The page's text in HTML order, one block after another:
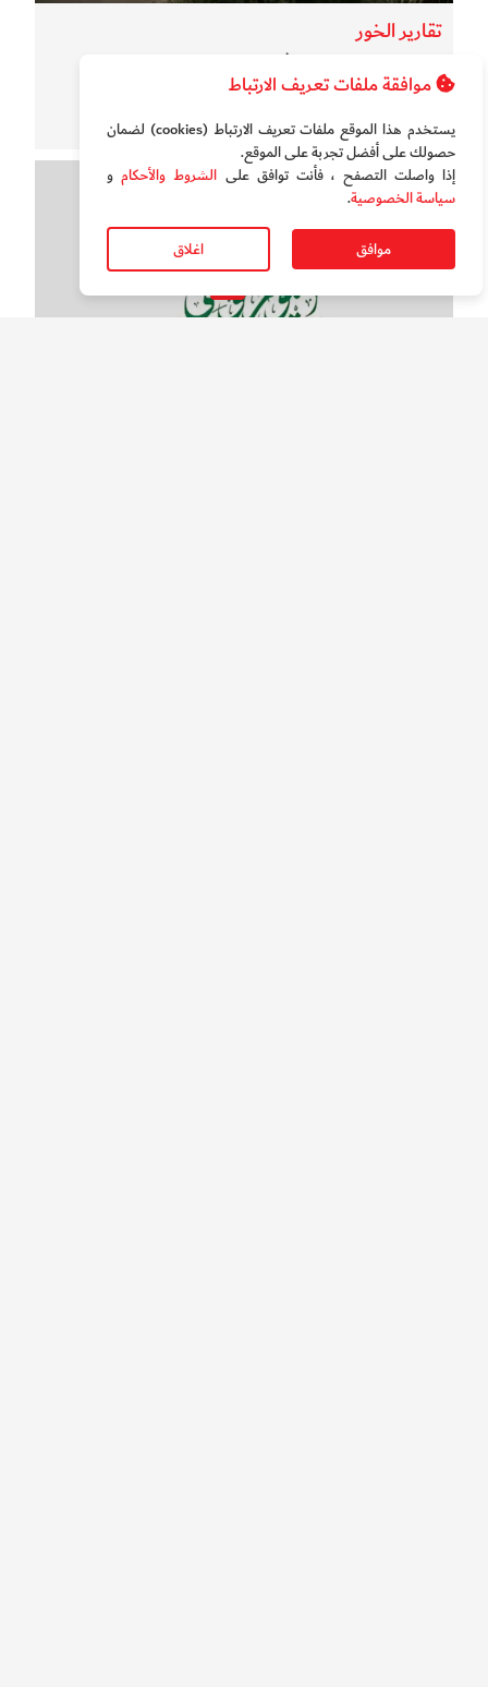
تقارير الخور
بالفيديو.. نزهة بالكرفان في دبي
موافقة ملفات تعريف الارتباط
يستخدم هذا الموقع ملفات تعريف الارتباط (cookies) لضمان
حصولك على أفضل تجربة على الموقع‏.
إذا واصلت التصفح ، فأنت توافق على الشروط والأحكامو
سياسة الخصوصية.
موافق اغلاق